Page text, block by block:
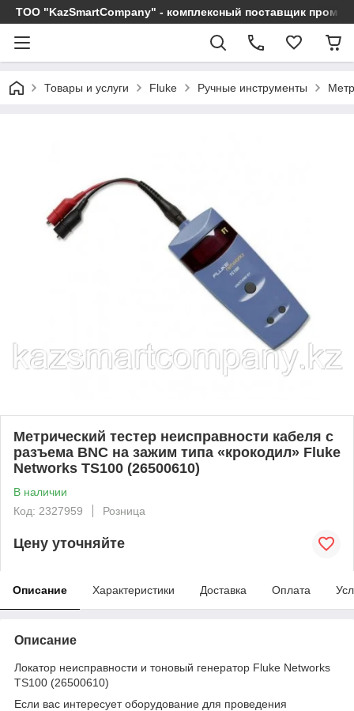
ТОО "KazSmartCompany" - комплексный поставщик
Товары и услуги Fluke Ручные инструменты
Метрический тестер неисправности кабеля с
разъема BNC на зажим типа «крокодил» Fluke
Networks TS100 (26500610)
В наличии
Код: 2327959
Розница
Цену уточняйте
Описание Характеристики Доставка Оплата
Описание
Локатор неисправности и тоновый генератор Fluke Networks
TS100 (26500610)
Если вас интересует оборудование для проведения